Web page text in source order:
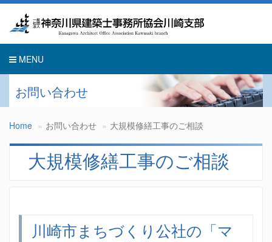
MENU
お問い合わせ
Home お問い合わせ 大規模修繕工事のご相談
大規模修繕工事のご相談
川崎市まちづくり公社の「マ